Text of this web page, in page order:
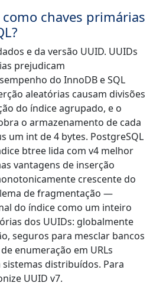
chaves primárias
e da versão UUID. UUIDs
prejudicam
do InnoDB e SQL
aleatórias causam divisões
do índice agrupado, e o
o armazenamento de cada
um int de 4 bytes. PostgreSQL
btree lida com v4 melhor
vantagens de inserção
crescente do
de fragmentação —
do índice como um inteiro
dos UUIDs: globalmente
seguros para mesclar bancos
enumeração em URLs
distribuídos. Para
UUID v7.